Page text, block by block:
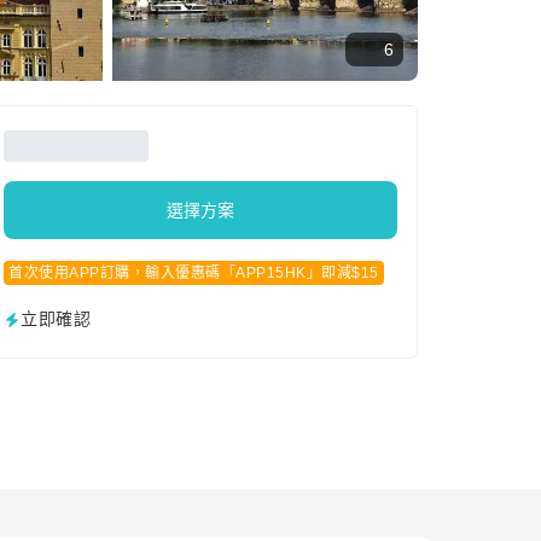
6
選擇方案
首次使用APP訂購，輸入優惠碼「APP15HK」即減$15
立即確認